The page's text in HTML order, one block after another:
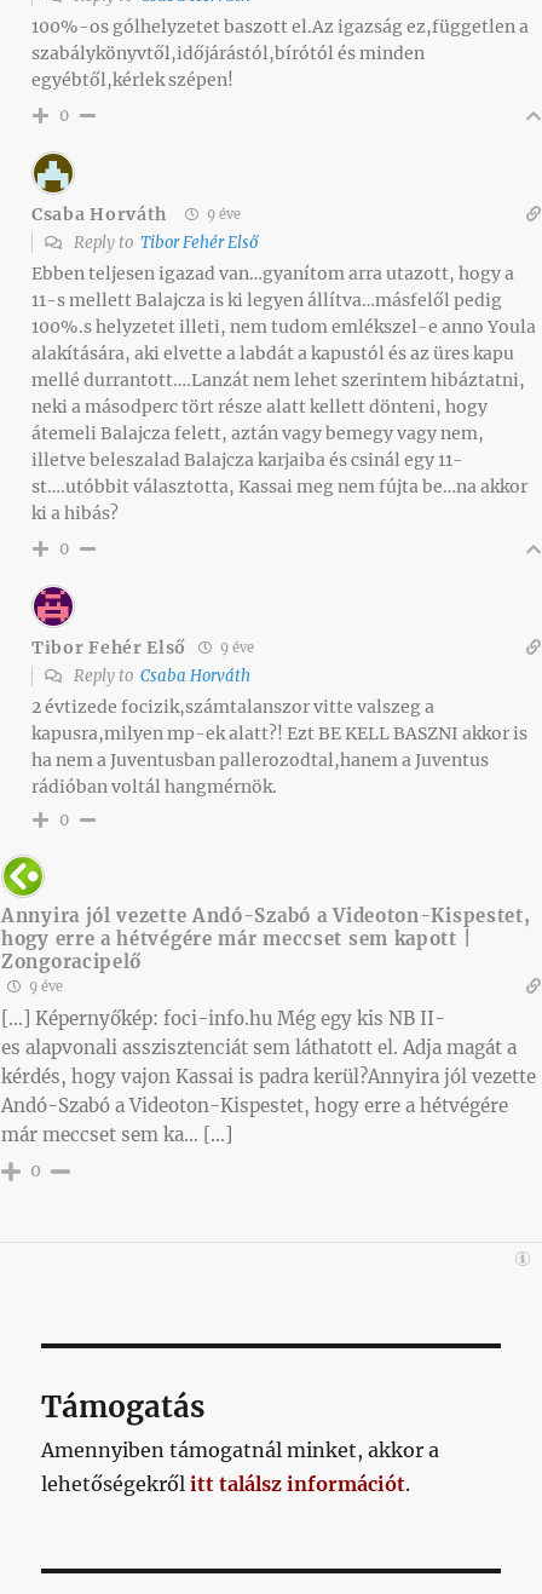
100%-os gólhelyzetet baszott el.Az igazság ez,független a
szabálykönyvtől,időjárástól,bírótól és minden
egyébtől,kérlek szépen!
0
Csaba Horváth 9 éve
Reply to Tibor Fehér Első
Ebben teljesen igazad van…gyanítom arra utazott, hogy a
11-s mellett Balajcza is ki legyen állítva…másfelől pedig
100%.s helyzetet illeti, nem tudom emlékszel-e anno Youla
alakítására, aki elvette a labdát a kapustól és az üres kapu
mellé durrantott….Lanzát nem lehet szerintem hibáztatni,
neki a másodperc tört része alatt kellett dönteni, hogy
átemeli Balajcza felett, aztán vagy bemegy vagy nem,
illetve beleszalad Balajcza karjaiba és csinál egy 11-
st….utóbbit választotta, Kassai meg nem fújta be…na akkor
ki a hibás?
0
Tibor Fehér Első 9 éve
Reply to Csaba Horváth
2 évtizede focizik,számtalanszor vitte valszeg a
kapusra,milyen mp-ek alatt?! Ezt BE KELL BASZNI akkor is
ha nem a Juventusban pallerozodtal,hanem a Juventus
rádióban voltál hangmérnök.
0
Annyira jól vezette Andó-Szabó a Videoton-Kispestet,
hogy erre a hétvégére már meccset sem kapott |
Zongoracipelő
9 éve
[…] Képernyőkép: foci-info.hu Még egy kis NB II-
es alapvonali asszisztenciát sem láthatott el. Adja magát a
kérdés, hogy vajon Kassai is padra kerül?Annyira jól vezette
Andó-Szabó a Videoton-Kispestet, hogy erre a hétvégére
már meccset sem ka… […]
0
Támogatás
Amennyiben támogatnál minket, akkor a
lehetőségekrőlitt találsz információt.